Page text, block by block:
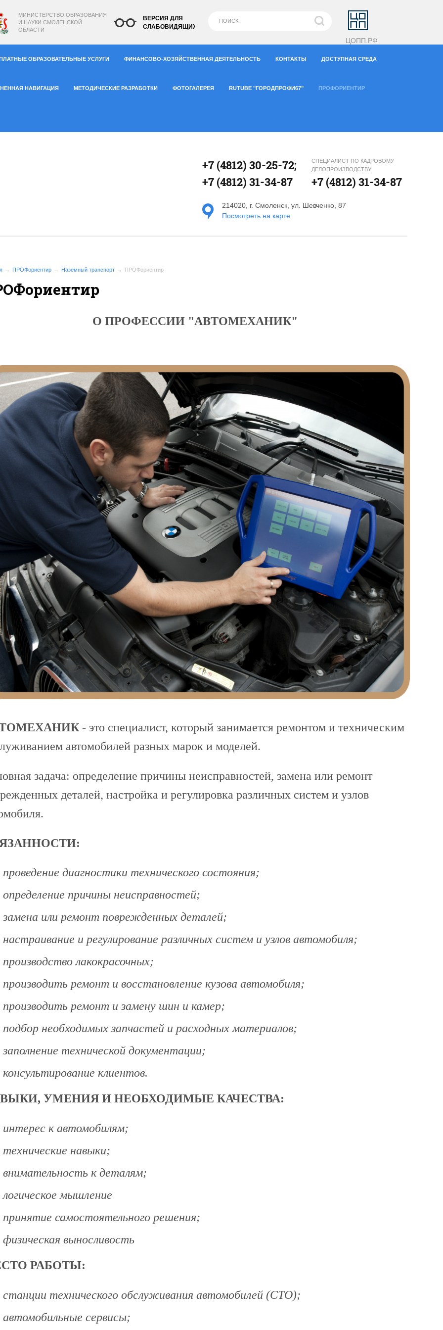
МИНИСТЕРСТВО ОБРАЗОВАНИЯ
И НАУКИ СМОЛЕНСКОЙ
ОБЛАСТИ
ЦОПП.РФ
ВЕРСИЯ ДЛЯ
СЛАБОВИДЯЩИХ
ОБРАЗОВАТЕЛЬНЫЕ УСЛУГИ ФИНАНСОВО-ХОЗЯЙСТВЕННАЯ ДЕЯТЕЛЬНОСТЬ КОНТАКТЫ ДОСТУПНАЯ СРЕДА
НАВИГАЦИЯ МЕТОДИЧЕСКИЕ РАЗРАБОТКИ ФОТОГАЛЕРЕЯ RUTUBE "ГОРОДПРОФИ67" ПРОФОРИЕНТИР
+7 (4812) 30-25-72;
+7 (4812) 31-34-87
СПЕЦИАЛИСТ ПО КАДРОВОМУ
ДЕЛОПРОИЗВОДСТВУ
+7 (4812) 31-34-87
214020, г. Смоленск, ул. Шевченко, 87
Посмотреть на карте
ПРОФориентир Наземный транспорт ПРОФориентир
О ПРОФЕССИИ "АВТОМЕХАНИК"
- это специалист, который занимается ремонтом и техническим
автомобилей разных марок и моделей.
задача: определение причины неисправностей, замена или ремонт
деталей, настройка и регулировка различных систем и узлов
проведение диагностики технического состояния;
определение причины неисправностей;
замена или ремонт поврежденных деталей;
настраивание и регулирование различных систем и узлов автомобиля;
производство лакокрасочных;
производить ремонт и восстановление кузова автомобиля;
производить ремонт и замену шин и камер;
подбор необходимых запчастей и расходных материалов;
заполнение технической документации;
консультирование клиентов.
УМЕНИЯ И НЕОБХОДИМЫЕ КАЧЕСТВА:
интерес к автомобилям;
технические навыки;
внимательность к деталям;
логическое мышление
принятие самостоятельного решения;
физическая выносливость
РАБОТЫ:
станции технического обслуживания автомобилей (СТО);
автомобильные сервисы;